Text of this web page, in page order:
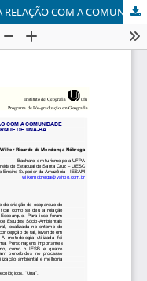
TURISMO EM ÁREAS NATURAIS E SUA RELAÇÃO COM A COMUNIDADE LOCAL: UMA REFLEXÃO SOBRE O ECOPARQUE DE UNA-BA